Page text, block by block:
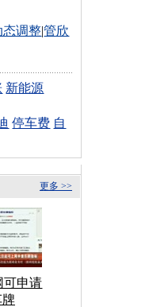
态调整|管欣
新能源
停车费 自
更多 >>
可申请
牌